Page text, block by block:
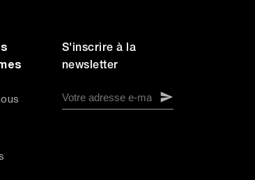
S'inscrire à la
newsletter